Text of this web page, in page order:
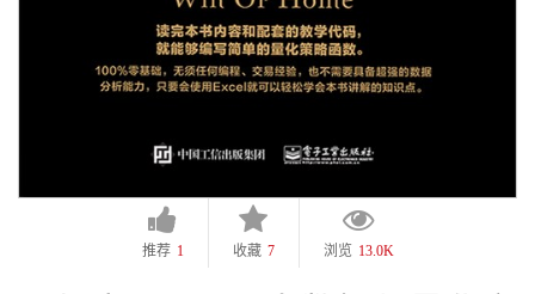
推荐 1 收藏 7 浏览 13.0K